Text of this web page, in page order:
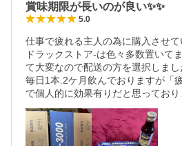
賞味期限が長いのが良い✨✨
5.0
仕事で疲れる主人の為に購入させ
ドラックストア-は色々多数置いて
て大変なので配送の方を選択しまし
毎日1本.2ケ月飲んでおりますが「
で個人的に効果有りだと思っており